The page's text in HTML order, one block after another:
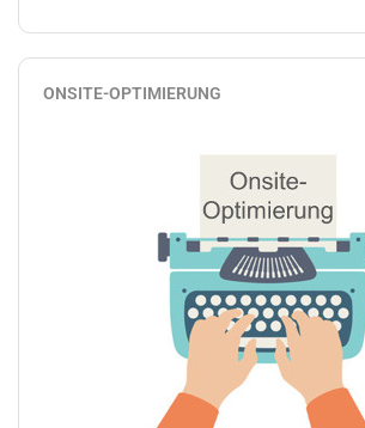
ONSITE-OPTIMIERUNG